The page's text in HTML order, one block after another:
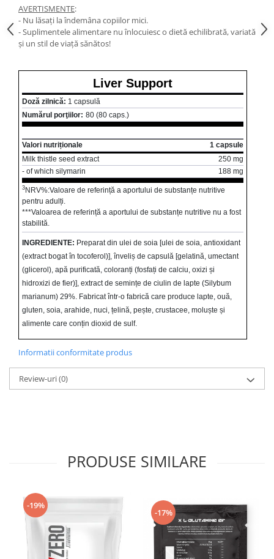
AVERTISMENTE:
- Nu lăsați la îndemâna copiilor mici.
- Suplimentele alimentare nu înlocuiesc o dietă echilibrată, variată
și un stil de viață sănătos!
Liver Support
Doză zilnică: 1 capsulă
Numărul porţiilor: 80 (80 caps.)
Valori nutriționale
1 capsule
Milk thistle seed extract
250 mg
- of which silymarin
188 mg
3NRV%:Valoare de referință a aportului de substanțe nutritive
pentru adulți.
***Valoarea de referință a aportului de substanțe nutritive nu a fost
stabilită.
INGREDIENTE: Preparat din ulei de soia [ulei de soia, antioxidant
(extract bogat în tocoferol)], înveliș de capsulă [gelatină, umectant
(glicerol), apă purificată, coloranți (fosfați de calciu, oxizi și
hidroxizi de fier)], extract de semințe de ciulin de lapte (Silybum
marianum) 29%. Fabricat într-o fabrică care produce lapte, ouă,
gluten, soia, arahide, nuci, țelină, pește, crustacee, moluște și
alimente care conțin dioxid de sulf.
Informatii conformitate produs
Review-uri(0)
PRODUSE SIMILARE
-19%
-17%